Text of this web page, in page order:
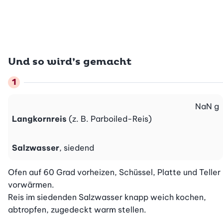
Und so wird’s gemacht
Langkornreis (z. B. Parboiled-Reis)
NaN g
Salzwasser, siedend
Ofen auf 60 Grad vorheizen, Schüssel, Platte und Teller
vorwärmen.
Reis im siedenden Salzwasser knapp weich kochen,
abtropfen, zugedeckt warm stellen.